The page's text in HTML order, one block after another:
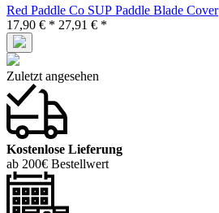
Red Paddle Co SUP Paddle Blade Cover
17,90 € * 27,91 € *
Zuletzt angesehen
Kostenlose Lieferung
ab 200€ Bestellwert